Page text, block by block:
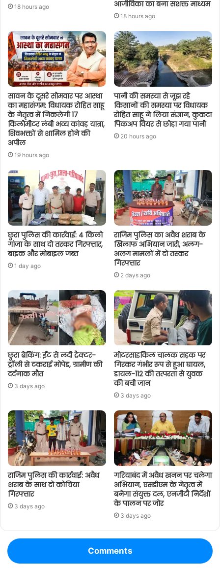
18 hours ago
आजीविका का बना सशक्त माध्यम
18 hours ago
सावन के दूसरे सोमवार पर आस्था
का महासंगम: विधायक रोहित साहू
के नेतृत्व में निकलेगी 17
किलोमीटर लंबी भव्य कांवड़ यात्रा,
शिवभक्तों से शामिल होने की
अपील
19 hours ago
पानी की समस्या से जूझ रहे
किसानों की समस्या पर विधायक
रोहित साहू ने लिया संज्ञान, कुकदा
पिकअप वियर से छोड़ा गया पानी
20 hours ago
छुरा पुलिस की कार्रवाई: 4 किलो
गांजा के साथ दो तस्कर गिरफ्तार,
बाइक और मोबाइल जब्त
1 day ago
राजिम पुलिस का अवैध शराब के
खिलाफ अभियान जारी, अलग-
अलग मामलों में दो तस्कर
गिरफ्तार
2 days ago
छुरा ब्रेकिंग: ईंट से लदी ट्रैक्टर-
ट्रॉली से टकराई मोपेड, ग्रामीण की
दर्दनाक मौत
3 days ago
मोटरसाइकिल चालक सड़क पर
गिरकर गंभीर रूप से हुआ घायल,
डायल-112 की तत्परता से युवक
की बची जान
3 days ago
राजिम पुलिस की कार्रवाई: अवैध
शराब के साथ दो कोचिया
गिरफ्तार
3 days ago
गरियाबंद में अवैध खनन पर चलेगा
अभियान, एसडीएम के नेतृत्व में
बनेगा संयुक्त दल, एनजीटी निर्देशों
के पालन पर जोर
3 days ago
Comments